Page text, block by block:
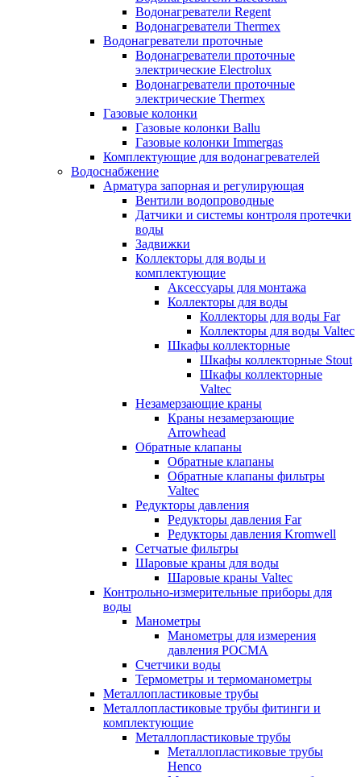
Водонагреватели Regent
Водонагреватели Thermex
Водонагреватели проточные
Водонагреватели проточные
электрические Electrolux
Водонагреватели проточные
электрические Thermex
Газовые колонки
Газовые колонки Ballu
Газовые колонки Immergas
Комплектующие для водонагревателей
Водоснабжение
Арматура запорная и регулирующая
Вентили водопроводные
Датчики и системы контроля протечки
воды
Задвижки
Коллекторы для воды и
комплектующие
Аксессуары для монтажа
Коллекторы для воды
Коллекторы для воды Far
Коллекторы для воды Valtec
Шкафы коллекторные
Шкафы коллекторные Stout
Шкафы коллекторные
Valtec
Незамерзающие краны
Краны незамерзающие
Arrowhead
Обратные клапаны
Обратные клапаны
Обратные клапаны фильтры
Valtec
Редукторы давления
Редукторы давления Far
Редукторы давления Kromwell
Сетчатые фильтры
Шаровые краны для воды
Шаровые краны Valtec
Контрольно-измерительные приборы для
воды
Манометры
Манометры для измерения
давления РОСМА
Счетчики воды
Термометры и термоманометры
Металлопластиковые трубы
Металлопластиковые трубы фитинги и
комплектующие
Металлопластиковые трубы
Металлопластиковые трубы
Henco